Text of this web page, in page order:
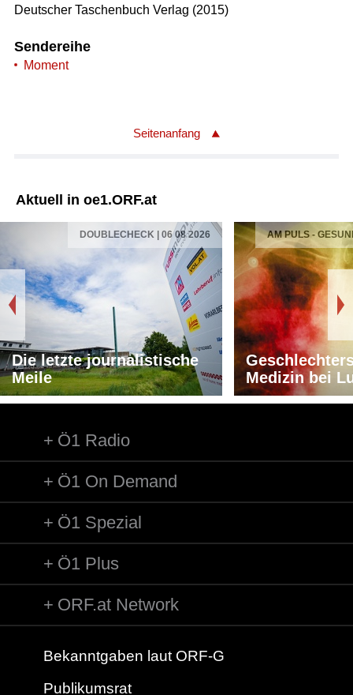
Deutscher Taschenbuch Verlag (2015)
Sendereihe
Moment
Seitenanfang
Aktuell in oe1.ORF.at
DOUBLECHECK | 06 08 2026
Die letzte journalistische
Meile
AM PULS -
Medizin bei
Ö1 Radio
Ö1 On Demand
Ö1 Spezial
Ö1 Plus
ORF.at Network
Bekanntgaben laut ORF-G
Publikumsrat